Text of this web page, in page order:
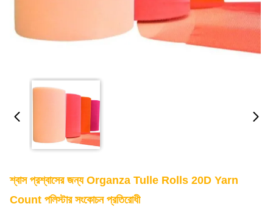
শ্বাস প্রশ্বাসের জন্য Organza Tulle Rolls 20D Yarn
Count পলিস্টার সংকোচন প্রতিরোধী